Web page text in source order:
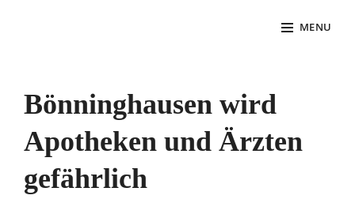
MENU
Bönninghausen wird
Apotheken und Ärzten
gefährlich